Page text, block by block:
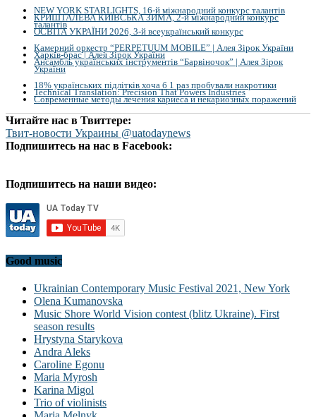
NEW YORK STARLIGHTS, 16-й міжнародний конкурс талантів
КРИШТАЛЕВА КИЇВСЬКА ЗИМА, 2-й міжнародний конкурс
талантів
ОСВІТА УКРАЇНИ 2026, 3-й всеукраїнський конкурс
Камерний оркестр “PERPETUUM MOBILE” | Алея Зірок України
Харків-брас | Алея Зірок України
Ансамбль українських інструментів “Барвіночок” | Алея Зірок
України
18% українських підлітків хоча б 1 раз пробували накротики
Technical Translation: Precision That Powers Industries
Современные методы лечения кариеса и некариозных поражений
Читайте нас в Твиттере:
Твит-новости Украины @uatodaynews
Подпишитесь на нас в Facebook:
Подпишитесь на наши видео:
Good music
Ukrainian Contemporary Music Festival 2021, New York
Olena Kumanovska
Music Shore World Vision contest (blitz Ukraine). First
season results
Hrystyna Starykova
Andra Aleks
Caroline Egonu
Maria Myrosh
Karina Migol
Trio of violinists